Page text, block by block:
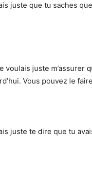
juste que tu saches
voulais juste m’assurer
Vous pouvez le
juste te dire que tu